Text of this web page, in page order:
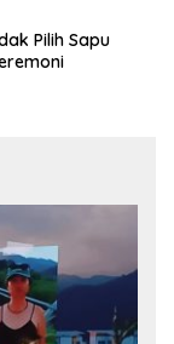
Pilih Sapu